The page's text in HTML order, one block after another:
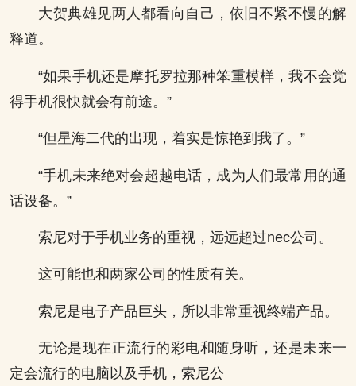
大贺典雄见两人都看向自己，依旧不紧不慢的解
释道。
“如果手机还是摩托罗拉那种笨重模样，我不会觉
得手机很快就会有前途。”
“但星海二代的出现，着实是惊艳到我了。”
“手机未来绝对会超越电话，成为人们最常用的通
话设备。”
索尼对于手机业务的重视，远远超过nec公司。
这可能也和两家公司的性质有关。
索尼是电子产品巨头，所以非常重视终端产品。
无论是现在正流行的彩电和随身听，还是未来一
定会流行的电脑以及手机，索尼公